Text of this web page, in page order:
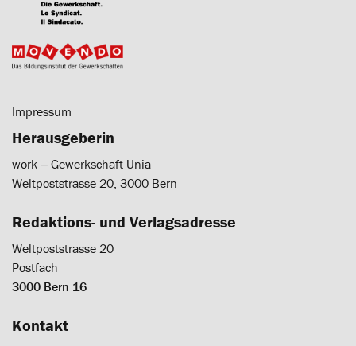
Impressum
Herausgeberin
work ‒ Gewerkschaft Unia
Weltpoststrasse 20, 3000 Bern
Redaktions- und Verlagsadresse
Weltpoststrasse 20
Postfach
3000 Bern 16
Kontakt